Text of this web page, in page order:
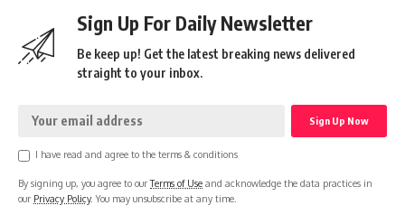
Sign Up For Daily Newsletter
Be keep up! Get the latest breaking news delivered
straight to your inbox.
I have read and agree to the terms & conditions
By signing up, you agree to ourTerms of Use and acknowledge the data practices in
our Privacy Policy. You may unsubscribe at any time.